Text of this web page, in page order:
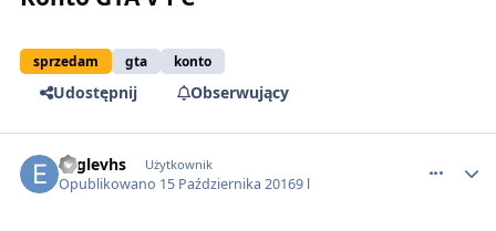
sprzedam gta konto
Udostępnij Obserwujący
eaglevhs Użytkownik
Opublikowano 15 Października 20169 l